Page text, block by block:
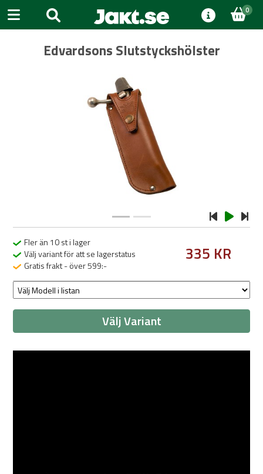
0
Edvardsons Slutstyckshölster
Fler än 10 st i lager
Välj variant för att se lagerstatus
Gratis frakt - över 599:-
335 KR
Välj Variant